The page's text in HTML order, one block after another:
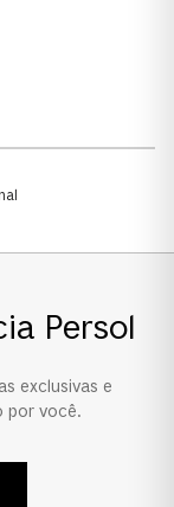
Persol
exclusivas e
por você.